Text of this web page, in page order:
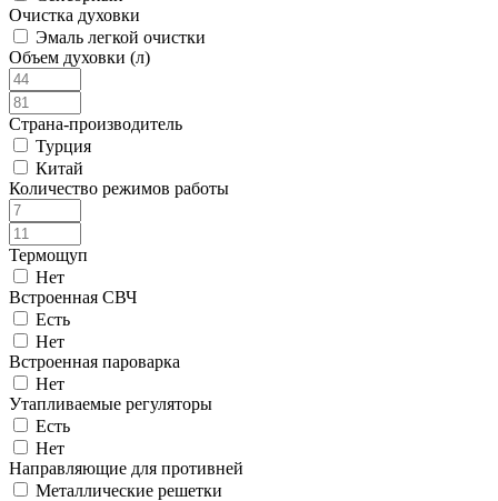
Очистка духовки
Эмаль легкой очистки
Объем духовки (л)
Страна-производитель
Турция
Китай
Количество режимов работы
Термощуп
Нет
Встроенная СВЧ
Есть
Нет
Встроенная пароварка
Нет
Утапливаемые регуляторы
Есть
Нет
Направляющие для противней
Металлические решетки